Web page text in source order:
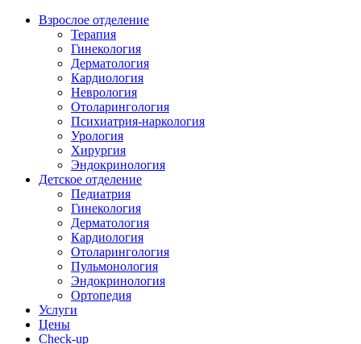
Взрослое отделение
Терапия
Гинекология
Дерматология
Кардиология
Неврология
Отоларингология
Психиатрия-наркология
Урология
Хирургия
Эндокринология
Детское отделение
Педиатрия
Гинекология
Дерматология
Кардиология
Отоларингология
Пульмонология
Эндокринология
Ортопедия
Услуги
Цены
Check-up